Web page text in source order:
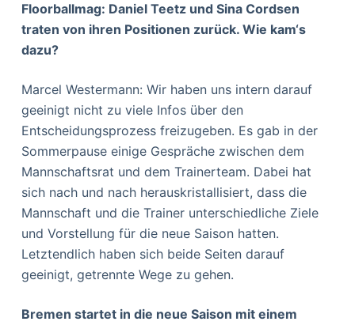
Floorballmag: Daniel Teetz und Sina Cordsen
traten von ihren Positionen zurück. Wie kam‘s
dazu?
Marcel Westermann: Wir haben uns intern darauf
geeinigt nicht zu viele Infos über den
Entscheidungsprozess freizugeben. Es gab in der
Sommerpause einige Gespräche zwischen dem
Mannschaftsrat und dem Trainerteam. Dabei hat
sich nach und nach herauskristallisiert, dass die
Mannschaft und die Trainer unterschiedliche Ziele
und Vorstellung für die neue Saison hatten.
Letztendlich haben sich beide Seiten darauf
geeinigt, getrennte Wege zu gehen.
Bremen startet in die neue Saison mit einem